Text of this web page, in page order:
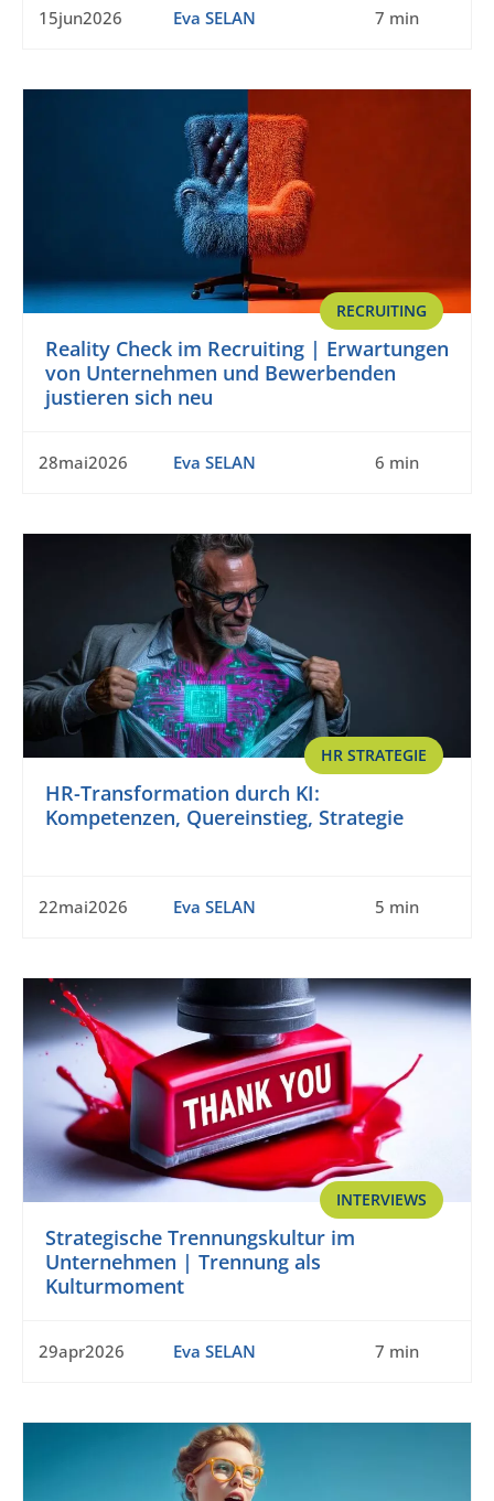
15jun2026 Eva SELAN 7 min
RECRUITING
Reality Check im Recruiting | Erwartungen
von Unternehmen und Bewerbenden
justieren sich neu
28mai2026 Eva SELAN 6 min
HR STRATEGIE
HR-Transformation durch KI:
Kompetenzen, Quereinstieg, Strategie
22mai2026 Eva SELAN 5 min
INTERVIEWS
Strategische Trennungskultur im
Unternehmen | Trennung als
Kulturmoment
29apr2026 Eva SELAN 7 min